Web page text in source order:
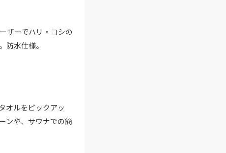
ザーでハリ・コシの
防水仕様。
オルをピックアッ
ンや、サウナでの簡